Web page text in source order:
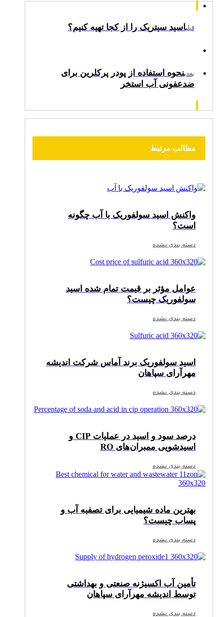
قبلیاسید سیتریک را از کجا تهیه کنیم؟
بعدینحوه استفاده از پودر پرکلرین برای
ضدعفونی آب استخر
مطالب مرتبط
واکنش اسید سولفوریک با آب چگونه
است؟
دسته بندی نشده
عوامل مؤثر بر قیمت تمام‌ شده اسید
سولفوریک چیست؟
دسته بندی نشده
اسید سولفوریک برند آماس شرکت اندیشه
مهرآرای سپاهان
دسته بندی نشده
درصد سود و اسید در عملیات CIP و
اسیدشویی ممبران‌های RO
دسته بندی نشده
بهترین ماده شیمیایی برای تصفیه آب و
پساب چیست؟
دسته بندی نشده
تأمین آب اکسیژنه صنعتی و بهداشتی
توسط اندیشه مهرآرای سپاهان
دسته بندی نشده